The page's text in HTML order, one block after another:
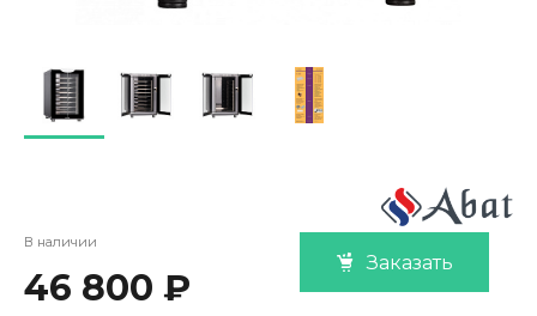
В наличии
46 800 ₽
Заказать